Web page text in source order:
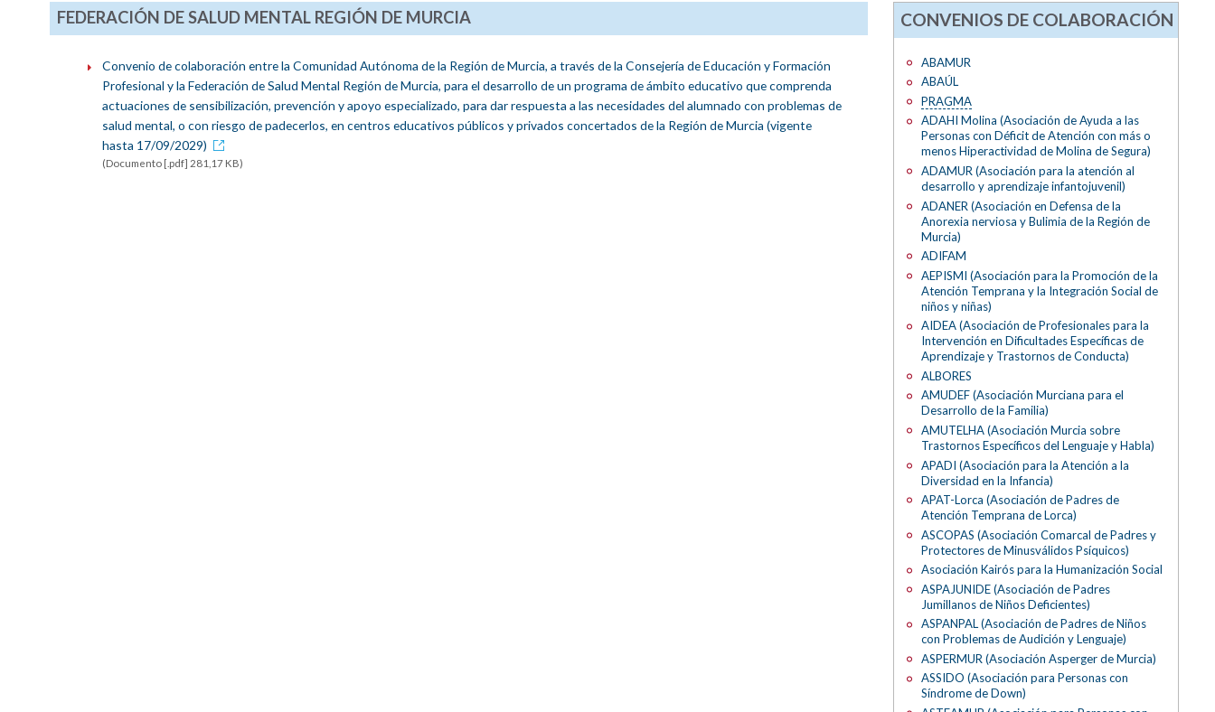
FEDERACIÓN DE SALUD MENTAL REGIÓN DE MURCIA
Convenio de colaboración entre la Comunidad Autónoma de la Región de Murcia, a través de la Consejería de Educación y Formación
Profesional y la Federación de Salud Mental Región de Murcia, para el desarrollo de un programa de ámbito educativo que comprenda
actuaciones de sensibilización, prevención y apoyo especializado, para dar respuesta a las necesidades del alumnado con problemas de
salud mental, o con riesgo de padecerlos, en centros educativos públicos y privados concertados de la Región de Murcia (vigente
hasta 17/09/2029)
(Documento [.pdf] 281,17 KB)
CONVENIOS DE COLABORACIÓN
ABAMUR
ABAÚL
PRAGMA
ADAHI Molina (Asociación de Ayuda a las
Personas con Déficit de Atención con más o
menos Hiperactividad de Molina de Segura)
ADAMUR (Asociación para la atención al
desarrollo y aprendizaje infantojuvenil)
ADANER (Asociación en Defensa de la
Anorexia nerviosa y Bulimia de la Región de
Murcia)
ADIFAM
AEPISMI (Asociación para la Promoción de la
Atención Temprana y la Integración Social de
niños y niñas)
AIDEA (Asociación de Profesionales para la
Intervención en Dificultades Específicas de
Aprendizaje y Trastornos de Conducta)
ALBORES
AMUDEF (Asociación Murciana para el
Desarrollo de la Familia)
AMUTELHA (Asociación Murcia sobre
Trastornos Específicos del Lenguaje y Habla)
APADI (Asociación para la Atención a la
Diversidad en la Infancia)
APAT-Lorca (Asociación de Padres de
Atención Temprana de Lorca)
ASCOPAS (Asociación Comarcal de Padres y
Protectores de Minusválidos Psíquicos)
Asociación Kairós para la Humanización Social
ASPAJUNIDE (Asociación de Padres
Jumillanos de Niños Deficientes)
ASPANPAL (Asociación de Padres de Niños
con Problemas de Audición y Lenguaje)
ASPERMUR (Asociación Asperger de Murcia)
ASSIDO (Asociación para Personas con
Síndrome de Down)